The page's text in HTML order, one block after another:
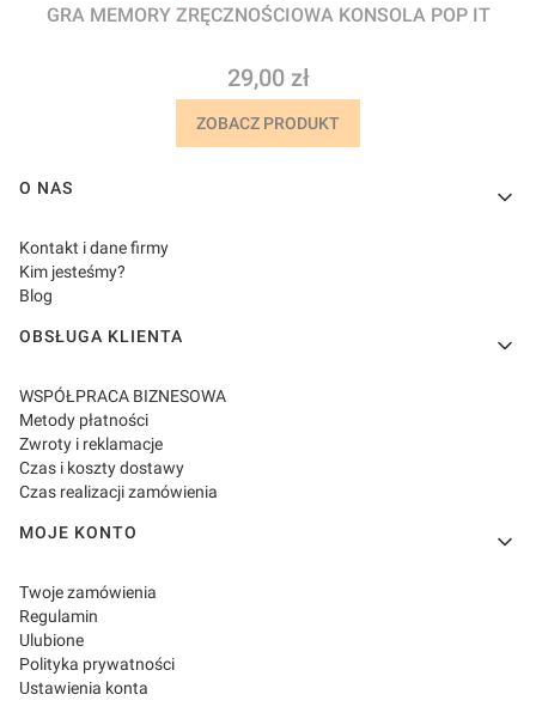
GRA MEMORY ZRĘCZNOŚCIOWA KONSOLA POP IT
Cena
29,00 zł
ZOBACZ PRODUKT
Linki w stopce
O NAS
Kontakt i dane firmy
Kim jesteśmy?
Blog
OBSŁUGA KLIENTA
WSPÓŁPRACA BIZNESOWA
Metody płatności
Zwroty i reklamacje
Czas i koszty dostawy
Czas realizacji zamówienia
MOJE KONTO
Twoje zamówienia
Regulamin
Ulubione
Polityka prywatności
Ustawienia konta